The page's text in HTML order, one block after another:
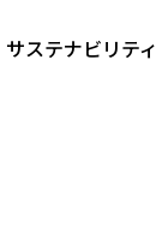
サステナビリティ